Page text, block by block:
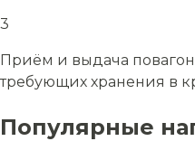
3
Приём и выдача
требующих хранения в
Популярные